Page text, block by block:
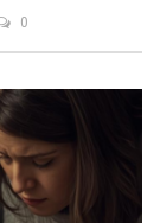
0